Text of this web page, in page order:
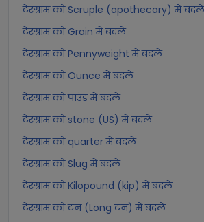
टेरग्राम को Scruple (apothecary) में बदलें
टेरग्राम को Grain में बदलें
टेरग्राम को Pennyweight में बदलें
टेरग्राम को Ounce में बदलें
टेरग्राम को पाउंड में बदलें
टेरग्राम को stone (US) में बदलें
टेरग्राम को quarter में बदलें
टेरग्राम को Slug में बदलें
टेरग्राम को Kilopound (kip) में बदलें
टेरग्राम को टन (Long टन) में बदलें